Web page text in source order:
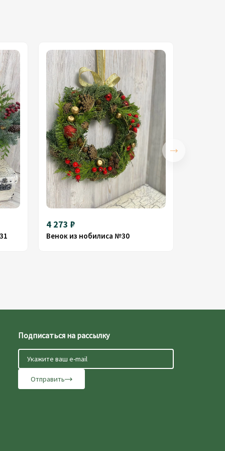
4 273 ₽
Венок из нобилиса №30
Подписаться на рассылку
Отправить